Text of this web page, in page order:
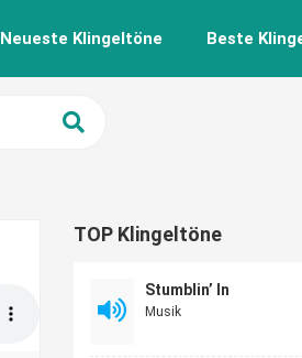
Neueste Klingeltöne Beste
TOP Klingeltöne
Stumblin’ In
Musik